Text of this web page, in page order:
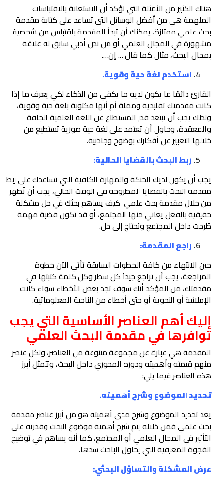
هناك الكثير من الأمثلة التي تؤكد أن الاستعانة بالاقتباسات
الملهمة هي من أفضل الوسائل التي تساعد على كتابة مقدمة
بحث علمي ممتازة، يمكنك أن تبدأ المقدمة باقتباس من شخصية
مشهورة في المجال العلمي أو من نص أدبي سابق له علاقة
بمجال البحث، مثال كما قال…. إن….
استخدم لغة حية وقوية.
القارئ دائمًا ما يكون لديه ما يكفي من الذكاء لكي يعرف ما إذا
كانت مقدمتك تقليدية ومملة أم أنها مكتوبة بلغة حية وقوية،
ولذلك يجب أن تبتعد قدر المستطاع عن اللغة العلمية الجافة
والمعقدة، وحاول أن تعتمد على لغة حية صورية تستطيع من
خلالها التعبير عن أفكارك بوضوح وجاذبية.
ربط البحث بالقضايا الحالية:
يجب أن يكون لديك الحنكة والمهارة الكافية التي تساعدك على ربط
مقدمة البحث بالقضايا المطروحة في الوقت الحالي، يجب أن تُظهر
من خلال مقدمة بحث علمي كيف يساهم بحثك في حل مشكلة
حقيقية بالفعل يعاني منها المجتمع، أو قد تكون قضية مهمة
طُرحت داخل المجتمع وتحتاج إلى حل.
راجع المقدمة:
حين الانتهاء من كافة الخطوات السابقة تأتي الآن خطوة
المراجعة، يجب أن تراجع جيداً كل سطر وكل كلمة كتبتها في
مقدمتك، من المؤكد أنك سوف تجد بعض الأخطاء سواء كانت
الإملائية أو النحوية أو حتى أخطاء من الناحية المعلوماتية.
إليك أهم العناصر الأساسية التي يجب
توافرها في مقدمة البحث العلمي
المقدمة هي عبارة عن مجموعة متنوعة من العناصر، ولكل عنصر
منهم قيمته وأهميته ودوره المحوري داخل البحث، وتتمثل أبرز
هذه العناصر فيما يلي:
تحديد الموضوع وشرح أهميته.
يعد تحديد الموضوع وشرح مدى أهميته هو من أبرز عناصر مقدمة
بحث علمي فمن خلاله يتم شرح أهمية موضوع البحث وقدرته على
التأثير في المجال العلمي أو المجتمع، كما أنه يساهم في توضيح
الفجوة المعرفية التي يحاول الباحث سدها.
عرض المشكلة والتساؤل البحثي: